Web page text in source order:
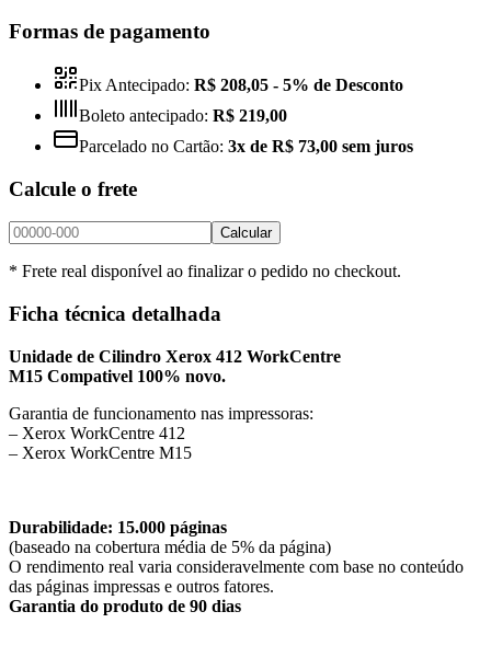
Formas de pagamento
Pix Antecipado: R$ 208,05 - 5% de Desconto
Boleto antecipado: R$ 219,00
Parcelado no Cartão: 3x de R$ 73,00 sem juros
Calcule o frete
Calcular
* Frete real disponível ao finalizar o pedido no checkout.
Ficha técnica detalhada
Unidade de Cilindro Xerox 412 WorkCentre
M15 Compativel 100% novo.
Garantia de funcionamento nas impressoras:
– Xerox WorkCentre 412
– Xerox WorkCentre M15
Durabilidade: 15.000 páginas
(baseado na cobertura média de 5% da página)
O rendimento real varia consideravelmente com base no conteúdo
das páginas impressas e outros fatores.
Garantia do produto de 90 dias